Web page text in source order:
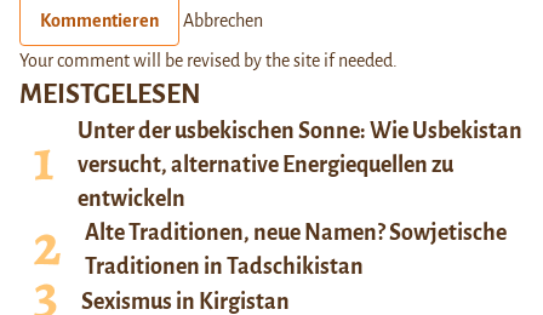
MEISTGELESEN
Unter der usbekischen Sonne: Wie Usbekistan
versucht, alternative Energiequellen zu
entwickeln
Alte Traditionen, neue Namen? Sowjetische
Traditionen in Tadschikistan
Sexismus in Kirgistan
Kommentieren Abbrechen
Your comment will be revised by the site if needed.